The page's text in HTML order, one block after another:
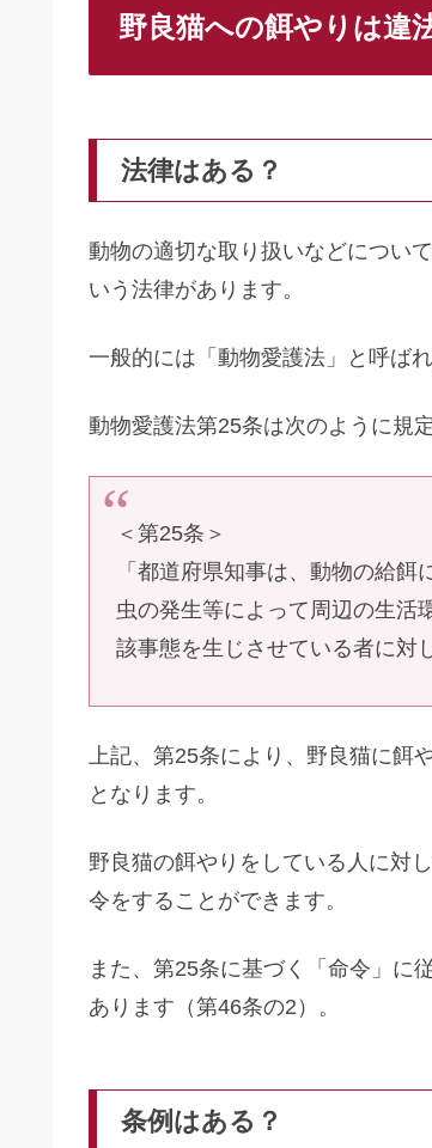
野良猫への餌やりは違
法律はある？
動物の適切な取り扱いなどについ
いう法律があります。
一般的には「動物愛護法」と呼ば
動物愛護法第25条は次のように規
＜第25条＞
「都道府県知事は、動物の給
虫の発生等によって周辺の生活
該事態を生じさせている者に対
上記、第25条により、野良猫に
となります。
野良猫の餌やりをしている人に対
令をすることができます。
また、第25条に基づく「命令」に
あります（第46条の2）。
条例はある？